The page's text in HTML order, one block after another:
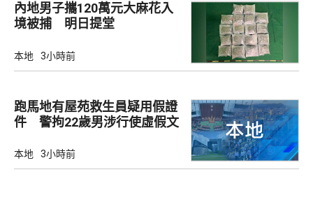
內地男子攜120萬元大麻花入
境被捕 明日提堂
本地 3小時前
跑馬地有屋苑救生員疑用假證
件 警拘22歲男涉行使虛假文
本地 3小時前